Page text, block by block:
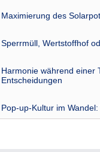
Maximierung des
Sperrmüll, Wertstoffhof
Harmonie während einer
Entscheidungen
Pop-up-Kultur im